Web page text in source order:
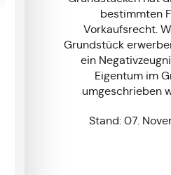
bestimmten
Vorkaufsrecht.
Grundstück
ein
Eigentum im
umgeschrieben
Stand: 07.